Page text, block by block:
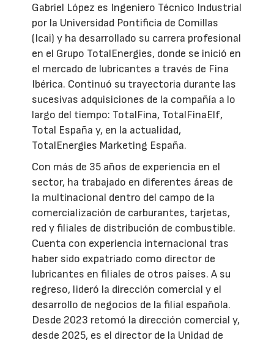
Gabriel López es Ingeniero Técnico Industrial
por la Universidad Pontificia de Comillas
(Icai) y ha desarrollado su carrera profesional
en el Grupo TotalEnergies, donde se inició en
el mercado de lubricantes a través de Fina
Ibérica. Continuó su trayectoria durante las
sucesivas adquisiciones de la compañía a lo
largo del tiempo: TotalFina, TotalFinaElf,
Total España y, en la actualidad,
TotalEnergies Marketing España.
Con más de 35 años de experiencia en el
sector, ha trabajado en diferentes áreas de
la multinacional dentro del campo de la
comercialización de carburantes, tarjetas,
red y filiales de distribución de combustible.
Cuenta con experiencia internacional tras
haber sido expatriado como director de
lubricantes en filiales de otros países. A su
regreso, lideró la dirección comercial y el
desarrollo de negocios de la filial española.
Desde 2023 retomó la dirección comercial y,
desde 2025, es el director de la Unidad de